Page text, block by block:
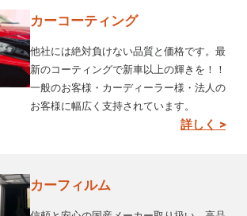
カーコーティング
他社には絶対負けない品質と価格です。最
新のコーティングで新車以上の輝きを！！
一般のお客様・カーディーラー様・法人の
お客様に幅広く支持されています。
詳しく >
カーフィルム